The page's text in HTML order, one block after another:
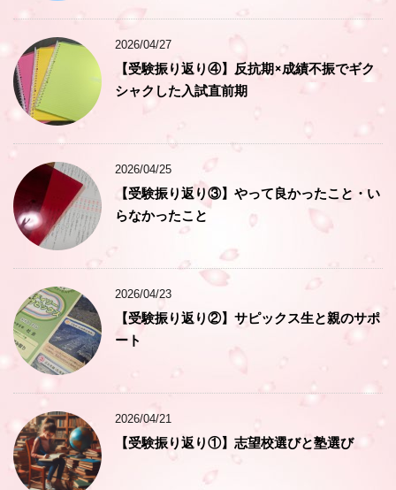
2026/04/27
【受験振り返り④】反抗期×成績不振でギク
シャクした入試直前期
2026/04/25
【受験振り返り③】やって良かったこと・い
らなかったこと
2026/04/23
【受験振り返り②】サピックス生と親のサポ
ート
2026/04/21
【受験振り返り①】志望校選びと塾選び